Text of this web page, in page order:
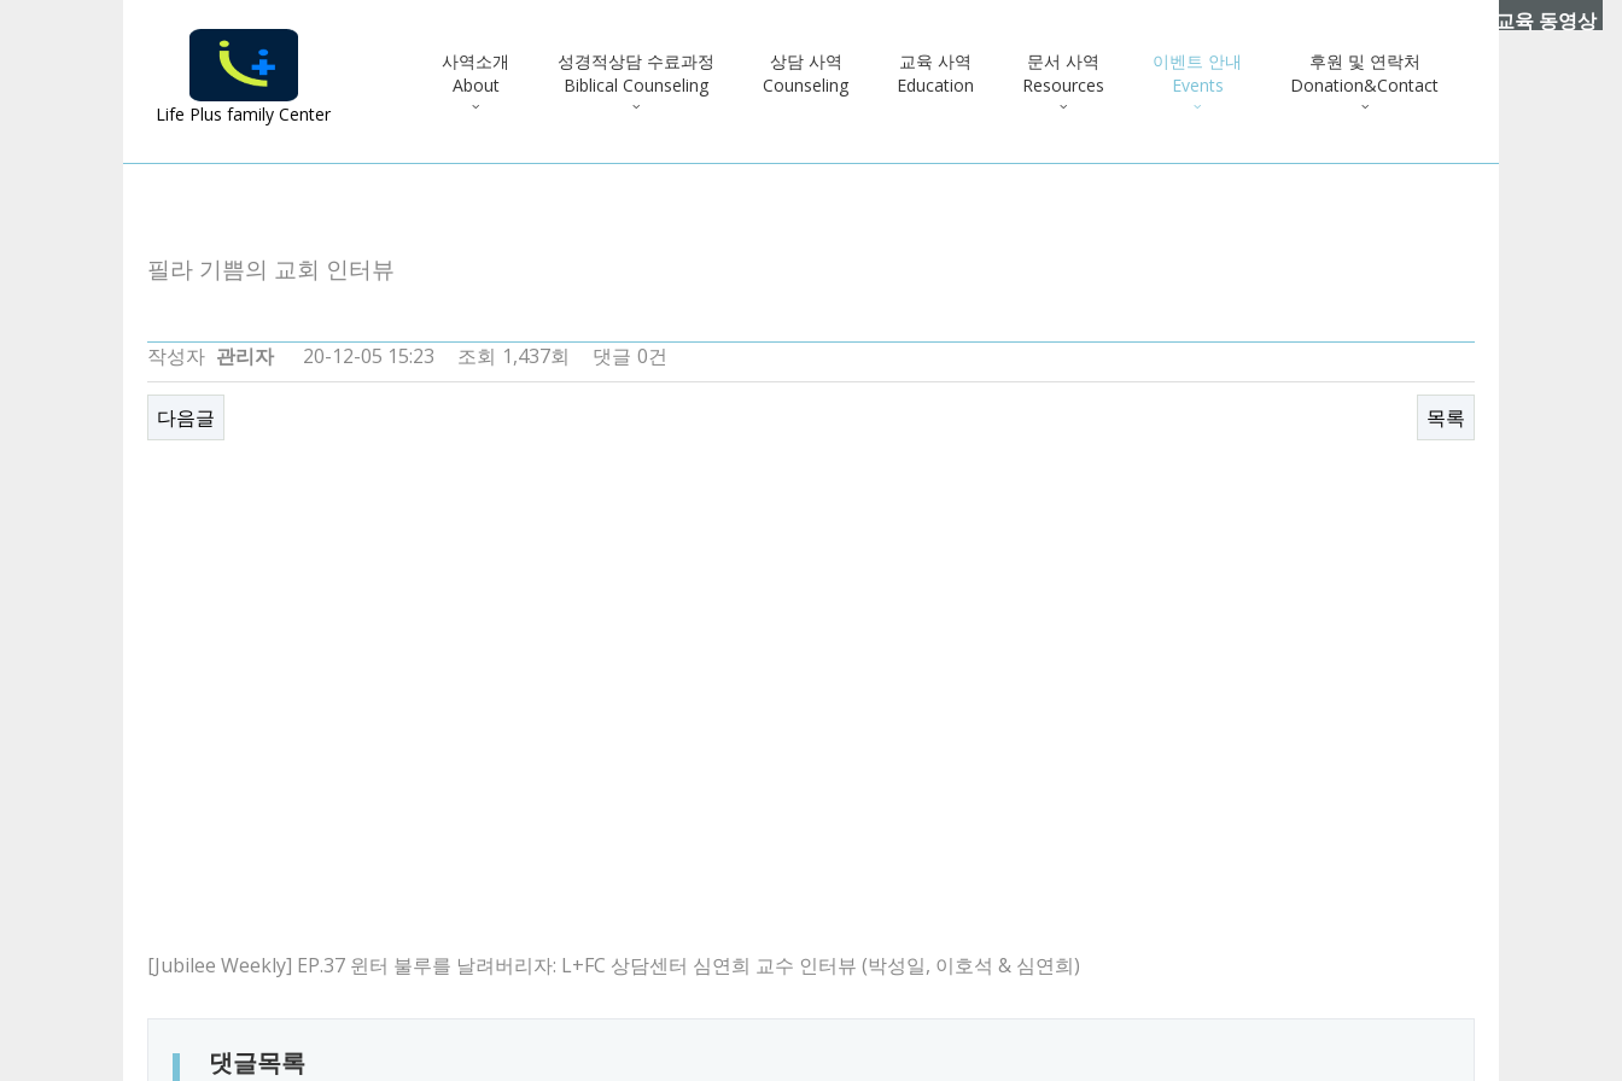
Life Plus family Center
사역소개
About
성경적상담 수료과정
Biblical Counseling
상담 사역
Counseling
교육 사역
Education
문서 사역
Resources
이벤트 안내
Events
후원 및 연락처
Donation&Contact
교육 동영상
필라 기쁨의 교회 인터뷰
작성자 관리자 20-12-05 15:23 조회 1,437회 댓글 0건
다음글 목록
[Jubilee Weekly] EP.37 윈터 불루를 날려버리자: L+FC 상담센터 심연희 교수 인터뷰 (박성일, 이호석 & 심연희)
댓글목록